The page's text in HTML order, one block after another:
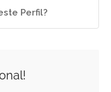
Perfil?